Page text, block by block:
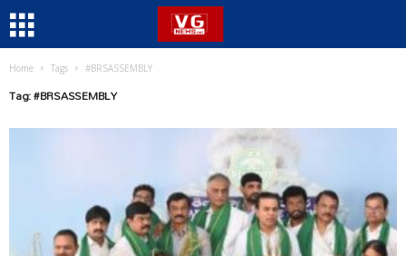
Home Tags #BRSASSEMBLY
Tag: #BRSASSEMBLY